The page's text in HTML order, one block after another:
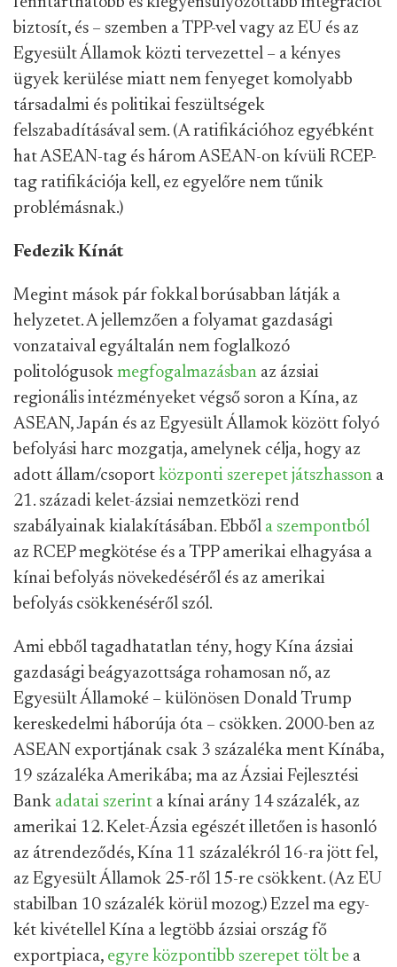
biztosít, és – szemben a TPP-vel vagy az EU és az
Egyesült Államok közti tervezettel – a kényes
ügyek kerülése miatt nem fenyeget komolyabb
társadalmi és politikai feszültségek
felszabadításával sem. (A ratifikációhoz egyébként
hat ASEAN-tag és három ASEAN-on kívüli RCEP-
tag ratifikációja kell, ez egyelőre nem tűnik
problémásnak.)
Fedezik Kínát
Megint mások pár fokkal borúsabban látják a
helyzetet. A jellemzően a folyamat gazdasági
vonzataival egyáltalán nem foglalkozó
politológusok megfogalmazásban az ázsiai
regionális intézményeket végső soron a Kína, az
ASEAN, Japán és az Egyesült Államok között folyó
befolyási harc mozgatja, amelynek célja, hogy az
adott állam/csoport központi szerepet játszhasson a
21. századi kelet-ázsiai nemzetközi rend
szabályainak kialakításában. Ebből a szempontból
az RCEP megkötése és a TPP amerikai elhagyása a
kínai befolyás növekedéséről és az amerikai
befolyás csökkenéséről szól.
Ami ebből tagadhatatlan tény, hogy Kína ázsiai
gazdasági beágyazottsága rohamosan nő, az
Egyesült Államoké – különösen Donald Trump
kereskedelmi háborúja óta – csökken. 2000-ben az
ASEAN exportjának csak 3 százaléka ment Kínába,
19 százaléka Amerikába; ma az Ázsiai Fejlesztési
Bank adatai szerint a kínai arány 14 százalék, az
amerikai 12. Kelet-Ázsia egészét illetően is hasonló
az átrendeződés, Kína 11 százalékról 16-ra jött fel,
az Egyesült Államok 25-ről 15-re csökkent. (Az EU
stabilban 10 százalék körül mozog.) Ezzel ma egy-
két kivétellel Kína a legtöbb ázsiai ország fő
exportpiaca, egyre központibb szerepet tölt be a